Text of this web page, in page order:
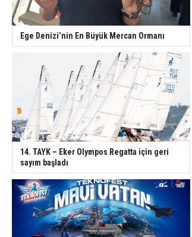
Ege Denizi’nin En Büyük Mercan Ormanı
14. TAYK – Eker Olympos Regatta için geri
sayım başladı